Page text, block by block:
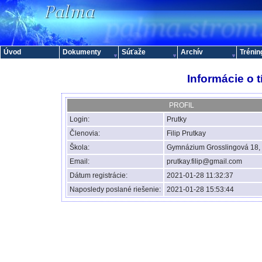
Informácie o
PROFIL
Login:
Prutky
Členovia:
Filip Prutkay
Škola:
Gymnázium Grosslingová
Email:
prutkay.filip@gmail.com
Dátum registrácie:
2021-01-28 11:32:37
Naposledy poslané riešenie:
2021-01-28 15:53:44
Úvod Dokumenty Súťaže Archív